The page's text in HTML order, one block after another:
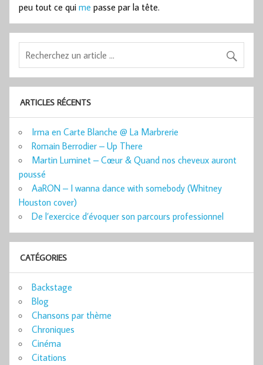
peu tout ce qui me passe par la tête.
ARTICLES RÉCENTS
Irma en Carte Blanche @ La Marbrerie
Romain Berrodier – Up There
Martin Luminet – Cœur & Quand nos cheveux auront
poussé
AaRON – I wanna dance with somebody (Whitney
Houston cover)
De l’exercice d’évoquer son parcours professionnel
CATÉGORIES
Backstage
Blog
Chansons par thème
Chroniques
Cinéma
Citations